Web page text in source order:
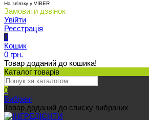
На зв'язку у VIBER
Замовити дзвінок
Увійти
Реєстрація
0
Кошик
0 грн.
Товар доданий до кошика!
Каталог товарів
0
Вибрані
Товар доданий до списку вибраних